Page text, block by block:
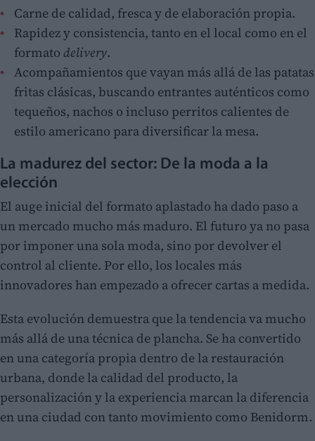
Carne de calidad, fresca y de elaboración propia.
Rapidez y consistencia, tanto en el local como en el
formato delivery.
Acompañamientos que vayan más allá de las patatas
fritas clásicas, buscando entrantes auténticos como
tequeños, nachos o incluso perritos calientes de
estilo americano para diversificar la mesa.
La madurez del sector: De la moda a la
elección
El auge inicial del formato aplastado ha dado paso a
un mercado mucho más maduro. El futuro ya no pasa
por imponer una sola moda, sino por devolver el
control al cliente. Por ello, los locales más
innovadores han empezado a ofrecer cartas a medida.
Esta evolución demuestra que la tendencia va mucho
más allá de una técnica de plancha. Se ha convertido
en una categoría propia dentro de la restauración
urbana, donde la calidad del producto, la
personalización y la experiencia marcan la diferencia
en una ciudad con tanto movimiento como Benidorm.